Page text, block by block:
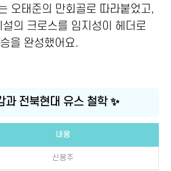
오태준의 만회골로 따라붙었고,
의 크로스를 임지성이 헤더로
을 완성했어요.
과 전북현대 유스 철학 ✨
내용
신용주